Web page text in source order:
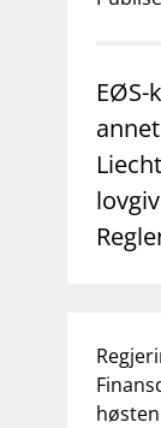
EØS-